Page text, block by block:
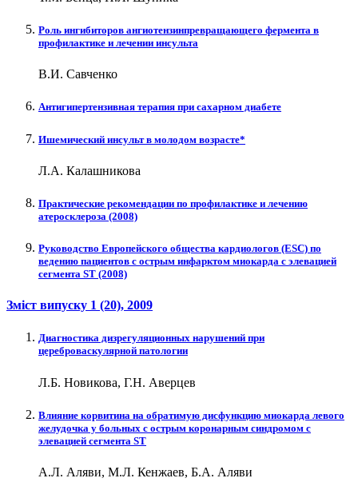
Роль ингибиторов ангиотензинпревращающего фермента в
профилактике и лечении инсульта
В.И. Савченко
Антигипертензивная терапия при сахарном диабете
Ишемический инсульт в молодом возрасте*
Л.А. Калашникова
Практические рекомендации по профилактике и лечению
атеросклероза (2008)
Руководство Европейского общества кардиологов (ESC) по
ведению пациентов с острым инфарктом миокарда с элевацией
сегмента ST (2008)
Зміст випуску 1 (20), 2009
Диагностика дизрегуляционных нарушений при
цереброваскулярной патологии
Л.Б. Новикова, Г.Н. Аверцев
Влияние корвитина на обратимую дисфункцию миокарда левого
желудочка у больных c острым коронарным синдромом с
элевацией сегмента ST
А.Л. Аляви, М.Л. Кенжаев, Б.А. Аляви